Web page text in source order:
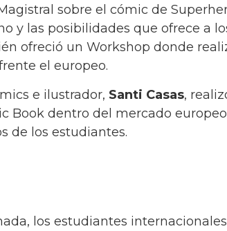
sobre el cómic de
y las posibilidades que ofrece a
ofreció un Workshop donde
el europeo.
e ilustrador, Santi Casas,
Book dentro del mercado
de los estudiantes.
los estudiantes